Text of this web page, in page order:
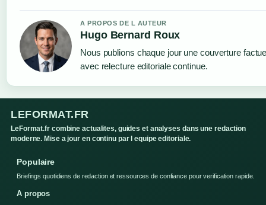
A PROPOS DE L AUTEUR
Hugo Bernard Roux
Nous publions chaque jour une couverture
avec relecture editoriale continue.
LEFORMAT.FR
LeFormat.fr combine actualites, guides et analyses dans une redaction
moderne. Mise a jour en continu par l equipe editoriale.
Populaire
Briefings quotidiens de redaction et ressources de confiance pour verification rapide.
A propos